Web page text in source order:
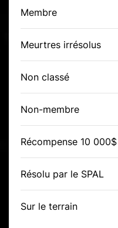
Membre
Meurtres irrésolus
Non classé
Non-membre
Récompense 10 000$
Résolu par le SPAL
Sur le terrain